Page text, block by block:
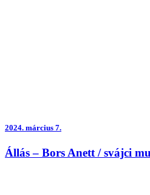
2024. március 7.
Állás – Bors Anett / svájci